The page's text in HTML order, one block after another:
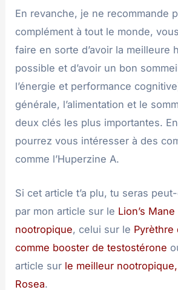
En revanche, je ne recommande
complément à tout le monde,
faire en sorte d’avoir la meilleure
possible et d’avoir un bon
l’énergie et performance
générale, l’alimentation et le
deux clés les plus importantes.
pourrez vous intéresser à des
comme l’Huperzine A.
Si cet article t’a plu, tu seras
par mon article sur le Lion’s
nootropique, celui sur le Pyrèthre
comme booster de testostérone
article sur le meilleur
Rosea.